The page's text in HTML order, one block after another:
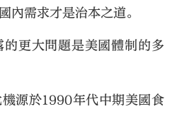
匯
內需求才是治本之道。
更大問題是美國體制的多
源於1990年代中期美國食